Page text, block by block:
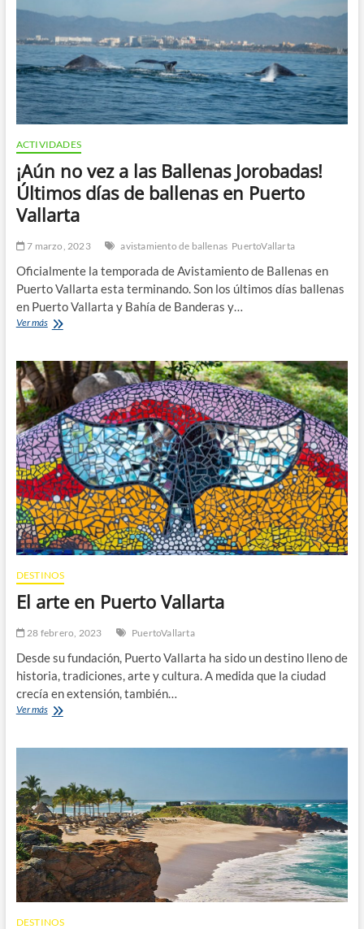
ACTIVIDADES
¡Aún no vez a las Ballenas Jorobadas!
Últimos días de ballenas en Puerto
Vallarta
7 marzo, 2023 avistamiento de ballenas PuertoVallarta
Oficialmente la temporada de Avistamiento de Ballenas en
Puerto Vallarta esta terminando. Son los últimos días ballenas
en Puerto Vallarta y Bahía de Banderas y…
Ver más¡Aún
a
las
Ballenas
Jorobadas!
Últimos
días
de
ballenas
en
Puerto
Vallarta
DESTINOS
El arte en Puerto Vallarta
28 febrero, 2023 PuertoVallarta
Desde su fundación, Puerto Vallarta ha sido un destino lleno de
historia, tradiciones, arte y cultura. A medida que la ciudad
crecía en extensión, también…
Ver másEl
DESTINOS